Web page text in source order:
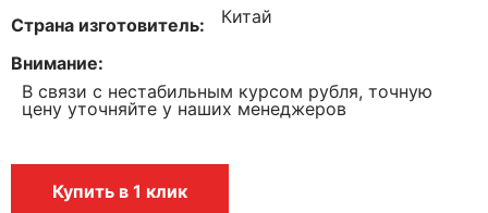
Страна изготовитель Китай
Внимание
В связи с нестабильным курсом рубля, точную
цену уточняйте у наших менеджеров
Купить в 1 клик